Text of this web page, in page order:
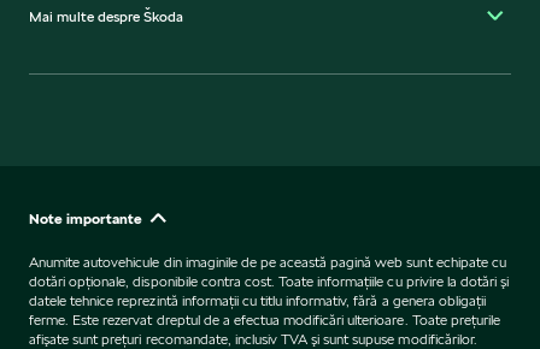
Mai multe despre Škoda
Note importante
Anumite autovehicule din imaginile de pe această pagină web sunt echipate cu
dotări opţionale, disponibile contra cost. Toate informaţiile cu privire la dotări şi
datele tehnice reprezintă informaţii cu titlu informativ, fără a genera obligaţii
ferme. Este rezervat dreptul de a efectua modificări ulterioare. Toate preţurile
afişate sunt preţuri recomandate, inclusiv TVA şi sunt supuse modificărilor.